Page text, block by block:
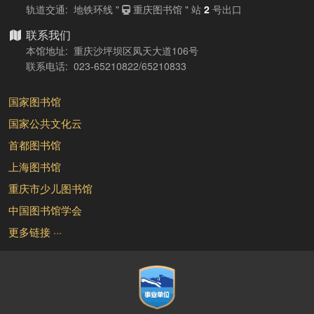
轨道交通: 地铁环线 "
重庆图书馆 " 站 2号出口
联系我们
本馆地址: 重庆沙坪坝区凤天大道106号
联系电话: 023-65210822/65210833
国家图书馆
国家公共文化云
首都图书馆
上海图书馆
重庆市少儿图书馆
中国图书馆学会
更多链接 ···